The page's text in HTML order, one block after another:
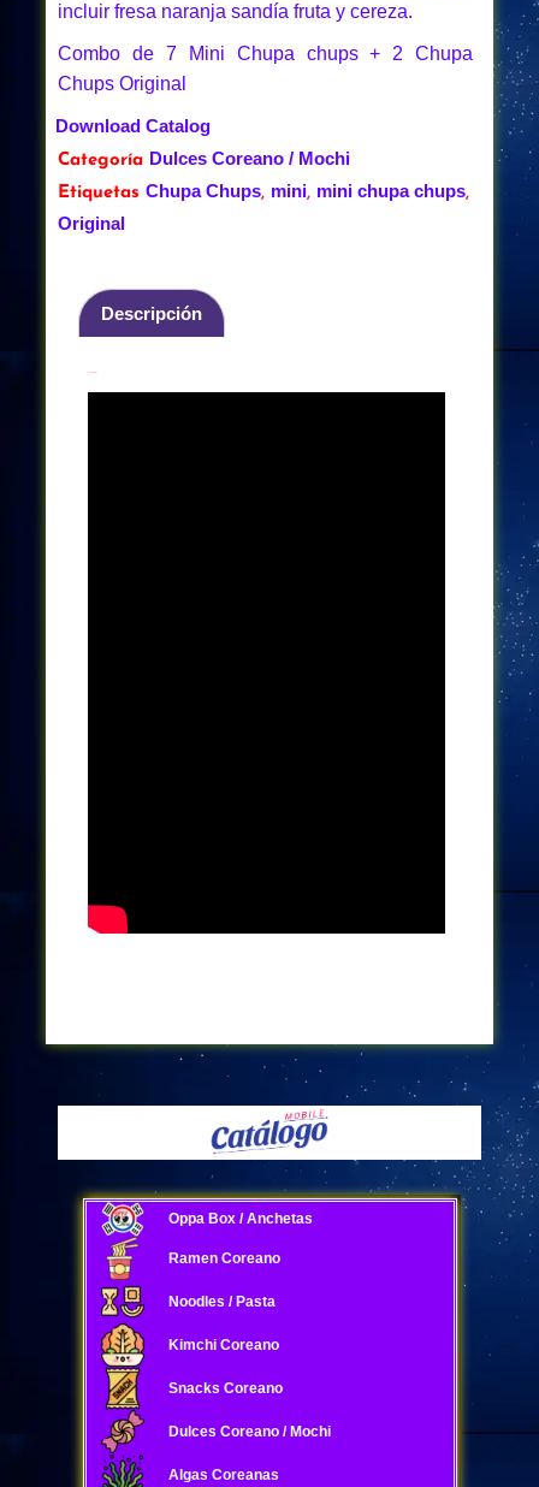
incluir fresa naranja sandía fruta y cereza.
Combo de 7 Mini Chupa chups + 2 Chupa
Chups Original
Download Catalog
Categoría Dulces Coreano / Mochi
Etiquetas Chupa Chups, mini, mini chupa chups,
Original
Descripción
Oppa Box / Anchetas
Ramen Coreano
Noodles / Pasta
Kimchi Coreano
Snacks Coreano
Dulces Coreano / Mochi
Algas Coreanas